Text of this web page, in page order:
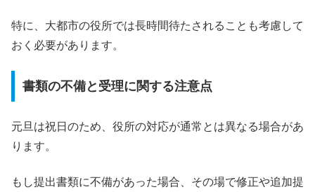
特に、大都市の役所では長時間待たされることも考慮して
おく必要があります。
書類の不備と受理に関する注意点
元旦は祝日のため、役所の対応が通常とは異なる場合があ
ります。
もし提出書類に不備があった場合、その場で修正や追加提